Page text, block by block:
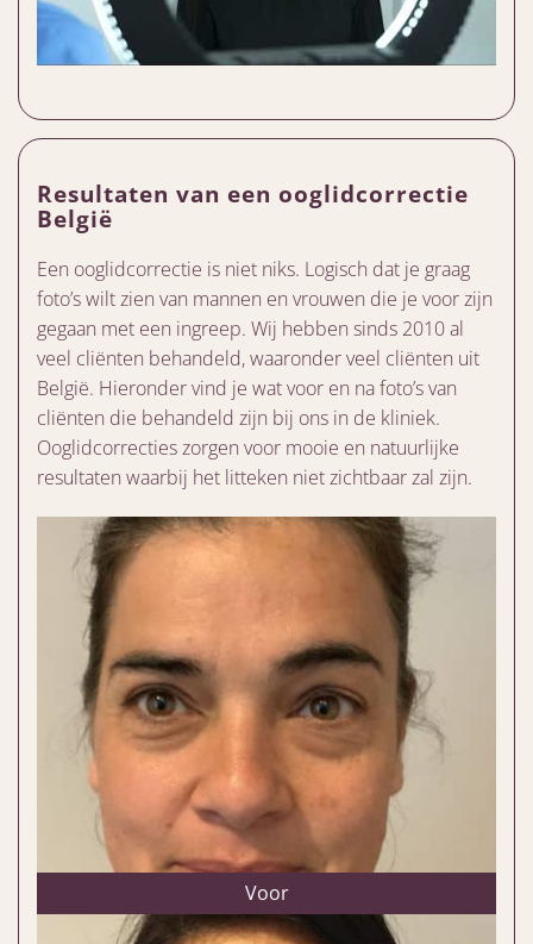
Resultaten van een ooglidcorrectie
België
Een ooglidcorrectie is niet niks. Logisch dat je graag
foto’s wilt zien van mannen en vrouwen die je voor zijn
gegaan met een ingreep. Wij hebben sinds 2010 al
veel cliënten behandeld, waaronder veel cliënten uit
België. Hieronder vind je wat voor en na foto’s van
cliënten die behandeld zijn bij ons in de kliniek.
Ooglidcorrecties zorgen voor mooie en natuurlijke
resultaten waarbij het litteken niet zichtbaar zal zijn.
Voor